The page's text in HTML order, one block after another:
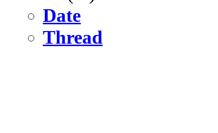
Date
Thread